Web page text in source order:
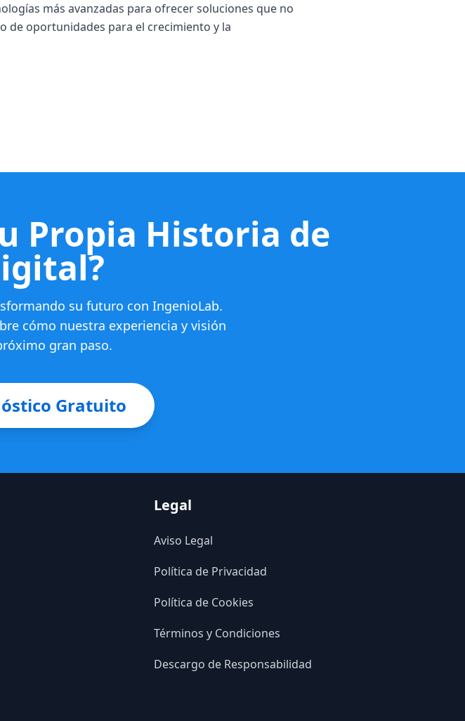
más avanzadas para ofrecer soluciones que no
de oportunidades para el crecimiento y la
Propia Historia de
su futuro con IngenioLab.
cómo nuestra experiencia y visión
gran paso.
Gratuito
Legal
Aviso Legal
Política de Privacidad
Política de Cookies
Términos y Condiciones
Descargo de Responsabilidad